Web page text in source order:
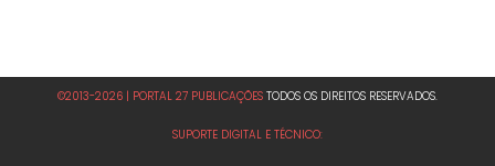
©2013-2026 | PORTAL 27 PUBLICAÇÕES TODOS OS DIREITOS RESERVADOS.
SUPORTE DIGITAL E TÉCNICO: